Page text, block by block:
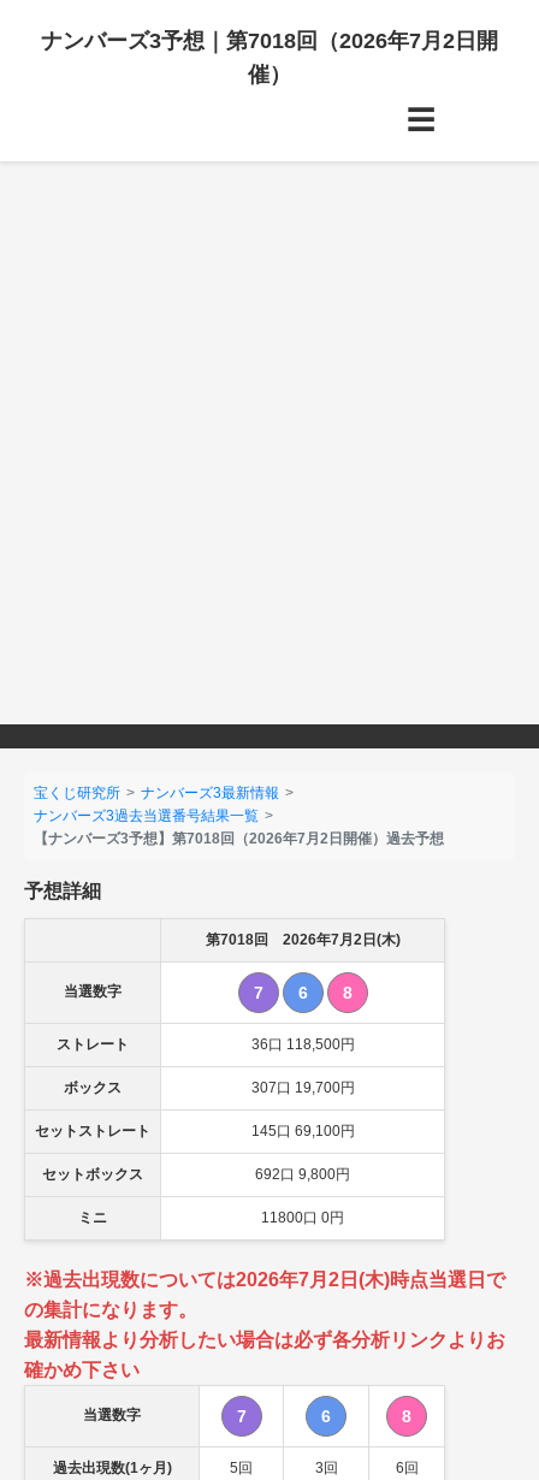
ナンバーズ3予想｜第7018回（2026年7月2日開
催）
☰
宝くじ研究所
ナンバーズ3最新情報
ナンバーズ3過去当選番号結果一覧
【ナンバーズ3予想】第7018回（2026年7月2日開催）過去予想
予想詳細
第7018回 2026年7月2日(木)
当選数字 7 6 8
ストレート 36口 118,500円
ボックス 307口 19,700円
セットストレート 145口 69,100円
セットボックス 692口 9,800円
ミニ 11800口 0円
※過去出現数については2026年7月2日(木)時点当選日で
の集計になります。
最新情報より分析したい場合は必ず各分析リンクよりお
確かめ下さい
当選数字 7 6 8
過去出現数(1ヶ月) 5回 3回 6回